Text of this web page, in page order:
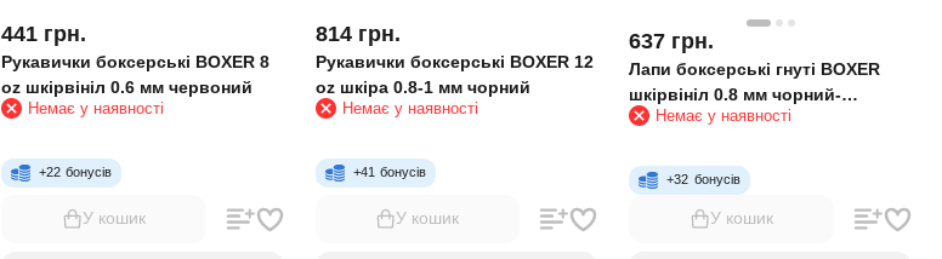
441 грн.
Рукавички боксерські BOXER 8
oz шкірвініл 0.6 мм червоний
Немає у наявності
+22 бонусів
У кошик
814 грн.
Рукавички боксерські BOXER 12
oz шкіра 0.8-1 мм чорний
Немає у наявності
+41 бонусів
У кошик
637 грн.
Лапи боксерські гнуті BOXER
шкірвініл 0.8 мм чорний-
червоний
Немає у наявності
+32 бонусів
У кошик